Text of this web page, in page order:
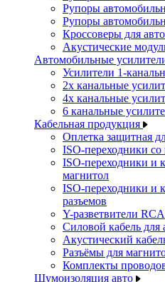
Рупоры
Рупоры
Кроссоверы для
Акустические
Автомобильные
Усилители 1-
2х канальные
4х канальные
6 канальные
Кабельная продукция
Оплетка защитная
ISO-переходники
ISO-переходники и
магнитол
ISO-переходники и
разъемов
Y-разветвители RCA
Силовой кабель для
Акустический
Разъёмы для
Комплекты
Шумоизоляция авто